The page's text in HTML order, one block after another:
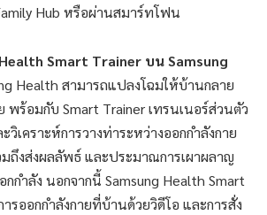
Hub หรือผ่านสมาร์ทโฟน
Smart Trainer บน Samsung
Health สามารถแปลงโฉมให้บ้านกลาย
พร้อมกับ Smart Trainer เทรนเนอร์ส่วนตัว
เคราะห์การวางท่าระหว่างออกกำลังกาย
ถึงส่งผลลัพธ์ และประมาณการเผาผลาญ
กำลัง นอกจากนี้ Samsung Health Smart
ารออกกำลังกายที่บ้านด้วยวิดีโอ และการสั่ง